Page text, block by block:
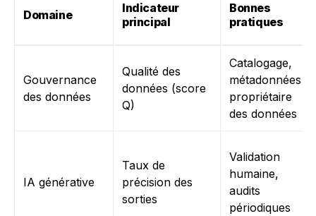
Domaine
Indicateur
principal
Bonnes
pratiques
Gouvernance
des données
Qualité des
données (score
Q)
Catalogage,
métadonnées,
propriétaire
des données
IA générative
Taux de
précision des
sorties
Validation
humaine,
audits
périodiques